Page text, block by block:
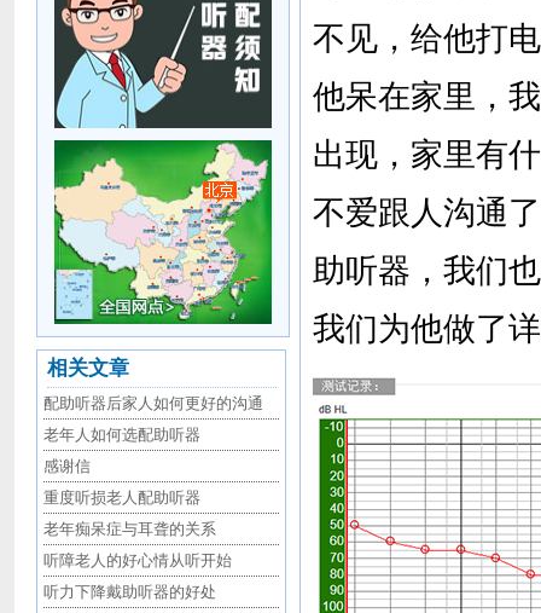
相关文章
配助听器后家人如何更好的沟通
老年人如何选配助听器
感谢信
重度听损老人配助听器
老年痴呆症与耳聋的关系
听障老人的好心情从听开始
听力下降戴助听器的好处
不见，给他打
他呆在家里，
出现，家里有
不爱跟人沟通
助听器，我们
我们为他做了